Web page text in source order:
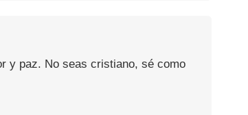
y paz. No seas cristiano, sé como